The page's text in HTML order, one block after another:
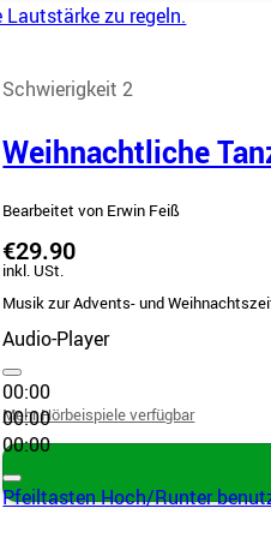
zu regeln.
Schwierigkeit 2
Weihnachtliche
Bearbeitet von Erwin Feiß
€29.90
inkl. USt.
Musik zur Advents- und
Audio-Player
00:00
00:00
00:00
Pfeiltasten Hoch/Runter
Mehr Hörbeispiele verfügbar